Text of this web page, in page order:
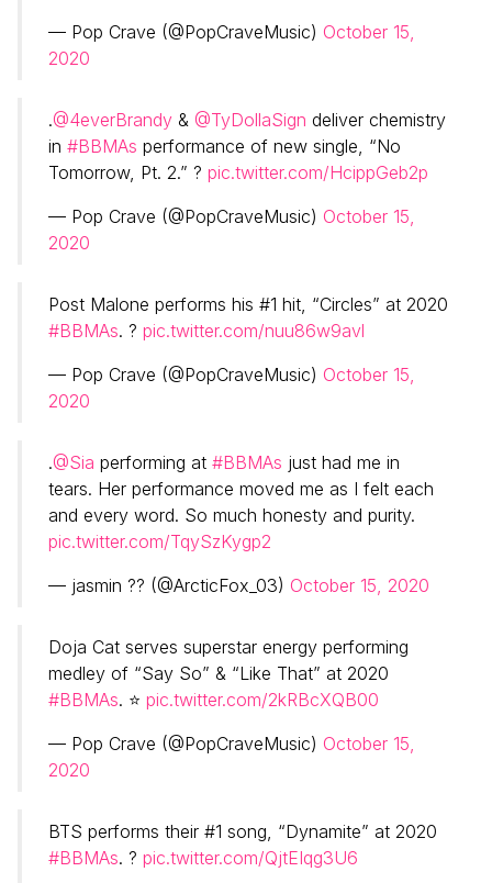
— Pop Crave (@PopCraveMusic) October 15,
2020
.@4everBrandy & @TyDollaSign deliver chemistry
in #BBMAs performance of new single, “No
Tomorrow, Pt. 2.” ? pic.twitter.com/HcippGeb2p
— Pop Crave (@PopCraveMusic) October 15,
2020
Post Malone performs his #1 hit, “Circles” at 2020
#BBMAs. ? pic.twitter.com/nuu86w9avl
— Pop Crave (@PopCraveMusic) October 15,
2020
.@Sia performing at #BBMAs just had me in
tears. Her performance moved me as I felt each
and every word. So much honesty and purity.
pic.twitter.com/TqySzKygp2
— jasmin ?️‍? (@ArcticFox_03) October 15, 2020
Doja Cat serves superstar energy performing
medley of “Say So” & “Like That” at 2020
#BBMAs. ⭐️ pic.twitter.com/2kRBcXQB00
— Pop Crave (@PopCraveMusic) October 15,
2020
BTS performs their #1 song, “Dynamite” at 2020
#BBMAs. ? pic.twitter.com/QjtEIqg3U6